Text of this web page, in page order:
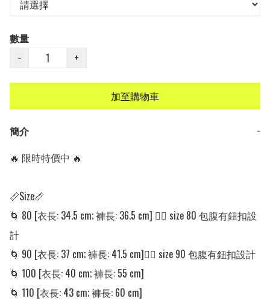
數量
−
+
加至購物車
簡介
−
🔥 限時特價中 🔥
📏Size📏
🌀 80 [衣長: 34.5 cm; 褲長: 36.5 cm] 👈🏼 size 80 包腹有鈕扣設
計
🌀 90 [衣長: 37 cm; 褲長: 41.5 cm]👈🏼 size 90 包腹有鈕扣設計
🌀 100 [衣長: 40 cm; 褲長: 55 cm]
🌀 110 [衣長: 43 cm; 褲長: 60 cm]